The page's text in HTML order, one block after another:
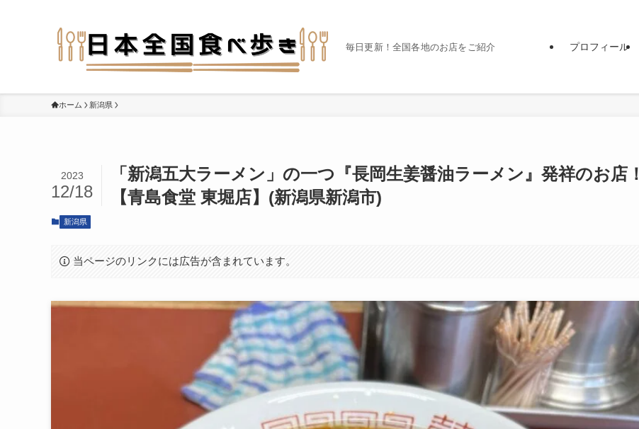
毎日更新！全国各地のお店をご紹介 プロフィール
ホーム 新潟県
「新潟五大ラーメン」の一つ『長岡生姜醤油ラーメン』発祥のお店！
【青島食堂 東堀店】(新潟県新潟市)
2023
12/18
新潟県
当ページのリンクには広告が含まれています。